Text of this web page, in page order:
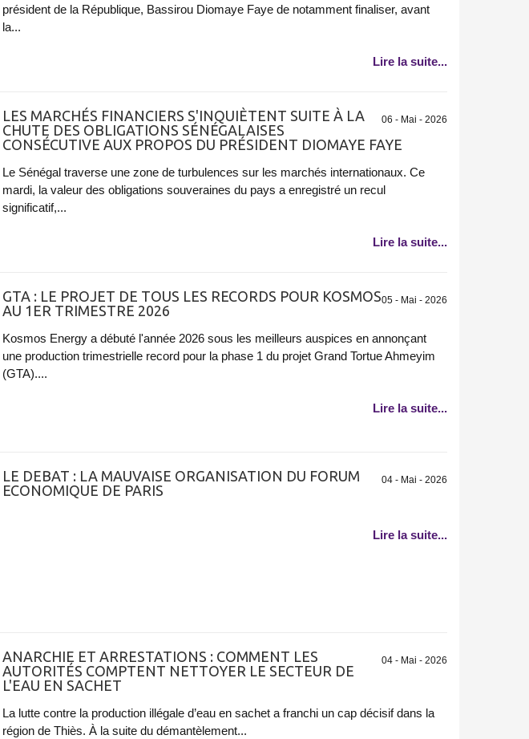
président de la République, Bassirou Diomaye Faye de notamment finaliser, avant
la...
Lire la suite...
06 - Mai - 2026
LES MARCHÉS FINANCIERS S'INQUIÈTENT SUITE À LA
CHUTE DES OBLIGATIONS SÉNÉGALAISES
CONSÉCUTIVE AUX PROPOS DU PRÉSIDENT DIOMAYE FAYE
Le Sénégal traverse une zone de turbulences sur les marchés internationaux. Ce
mardi, la valeur des obligations souveraines du pays a enregistré un recul
significatif,...
Lire la suite...
05 - Mai - 2026
GTA : LE PROJET DE TOUS LES RECORDS POUR KOSMOS
AU 1ER TRIMESTRE 2026
Kosmos Energy a débuté l'année 2026 sous les meilleurs auspices en annonçant
une production trimestrielle record pour la phase 1 du projet Grand Tortue Ahmeyim
(GTA)....
Lire la suite...
04 - Mai - 2026
LE DEBAT : LA MAUVAISE ORGANISATION DU FORUM
ECONOMIQUE DE PARIS
Lire la suite...
04 - Mai - 2026
ANARCHIE ET ARRESTATIONS : COMMENT LES
AUTORITÉS COMPTENT NETTOYER LE SECTEUR DE
L'EAU EN SACHET
La lutte contre la production illégale d’eau en sachet a franchi un cap décisif dans la
région de Thiès. À la suite du démantèlement...